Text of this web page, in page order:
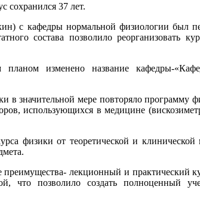
сохранился 37 лет.
с кафедры нормальной физиологии был
состава позволило реорганизовать
изменено название кафедры-
в значительной мере повторяло программу
использующихся в медицине
физики от теоретической и
лекционный и практический
что позволило создать полноценный